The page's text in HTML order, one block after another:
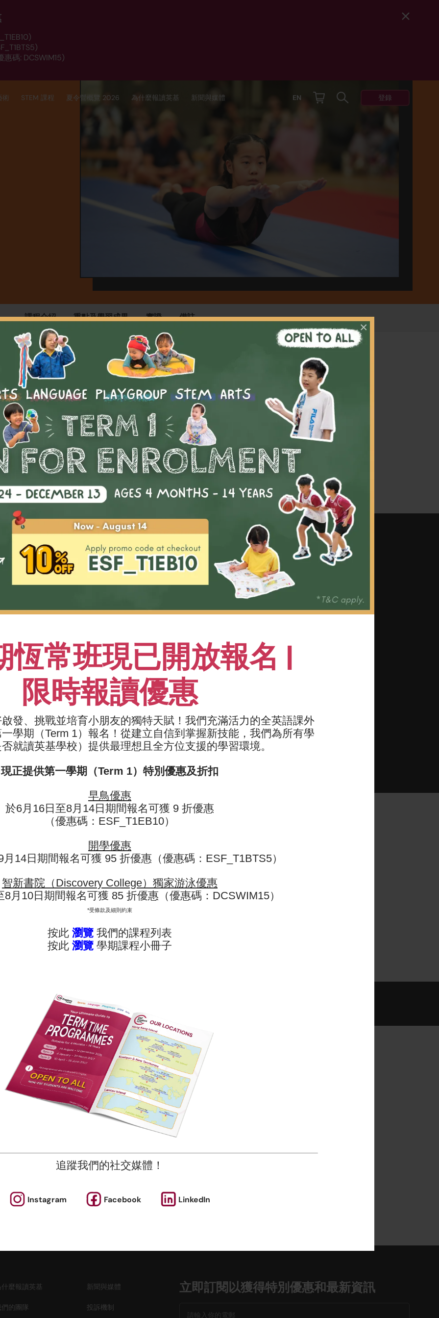
恆常班現已開放報名 |
限時報讀優惠
發、挑戰並培育小朋友的獨特天賦！我們充滿活力的全英語課外
學期（Term 1）報名！ 從建立自信到掌握新技能，我們為所有學
就讀英基學校）提供最理想且全方位支援的學習環境。
現正提供第一學期（Term 1）特別優惠及折扣
早鳥優惠
於6月16日至8月14日期間報名可獲 9 折優惠
（優惠碼：ESF_T1EB10）
開學優惠
14日期間報名可獲 95 折優惠（優惠碼：ESF_T1BTS5）
智新書院（Discovery College）獨家游泳優惠
月10日期間報名可獲 85 折優惠（優惠碼：DCSWIM15）
*受條款及細則約束
按此 瀏覽 我們的課程列表
按此 瀏覽 學期課程小冊子
追蹤我們的社交媒體！
Instagram Facebook LinkedIn
×
碼: DCSWIM15)
術 STEM 課程 夏令營概覽 2026 為什麼報讀英基 新聞與媒體 EN 登錄
課程介紹 重點及學習成果 實證 備註
課程介紹
是本課程的主要目的。 我們深信熟能生巧的道理，所以在學習過程中
重複練習和比賽程序，以提高學員的實力。當學員進入中級班時，他
會在從滿趣味和正面的環境中提高學員的能力。亦會透過小組活動鼓
的自學能力和自律，從而培養領導能力。完成課程後，學員不僅會成
為一名更有技巧的體操運動員，還會變得更有自信。
重點及學習成果
在學習基本技能的過程中，定下成功基礎
03 學習與教練和隊員溝通，以及認識體操術語
04 增強耐力，應對更長時間和具挑戰性的訓練
05 提高力量、靈活性和平衡力，以充滿力量和優雅的方式完成動作
06 培養積極的價值觀，例如團隊合作和毅力
07 透過體操訓練，學會尊重自己和他人，並從中成長
，而且擅長與孩子相處。我對他非常滿
受報名 - 查看課程年曆：
提供適合所有年齡段直至中學水平的各種課程。 除了體育課程和語言
我們還為年輕人開設了藝術、STEM 和遊戲小組課程。
報名
麼報讀英基 新聞與媒體
的團隊 投訴機制
立即訂閱以獲得特別優惠和最新資訊